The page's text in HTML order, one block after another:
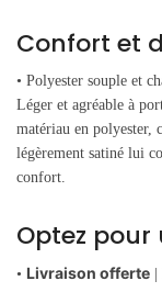
Confort et
• Polyester souple et
Léger et agréable à
matériau en polyester,
légèrement satiné lui
confort.
Optez pour
• Livraison offerte